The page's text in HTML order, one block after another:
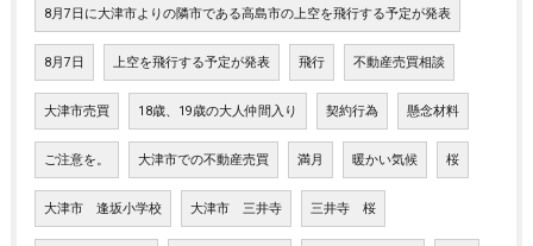
8月7日に大津市よりの隣市である高島市の上空を飛行する予定が発表
8月7日 上空を飛行する予定が発表 飛行 不動産売買相談
大津市売買 18歳、19歳の大人仲間入り 契約行為 懸念材料
ご注意を。 大津市での不動産売買 満月 暖かい気候 桜
大津市 逢坂小学校 大津市 三井寺 三井寺 桜